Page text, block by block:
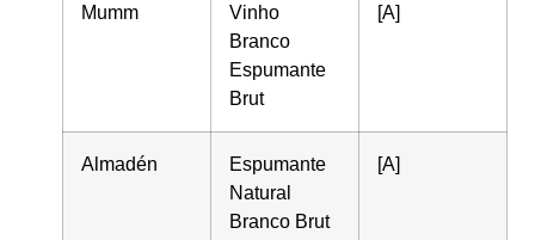
Mumm
Vinho
Branco
Espumante
Brut
[A]
Almadén
Espumante
Natural
Branco Brut
[A]